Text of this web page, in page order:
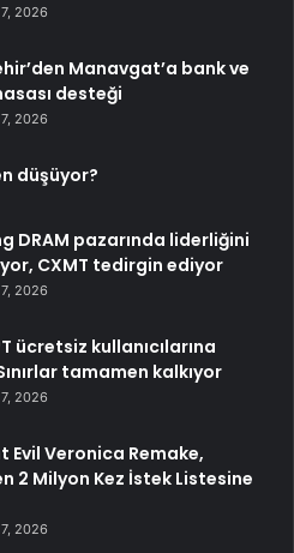
2026
Manavgat’a bank ve
desteği
2026
düşüyor?
DRAM pazarında liderliğini
CXMT tedirgin ediyor
2026
ücretsiz kullanıcılarına
tamamen kalkıyor
2026
Evil Veronica Remake,
2 Milyon Kez İstek Listesine
2026